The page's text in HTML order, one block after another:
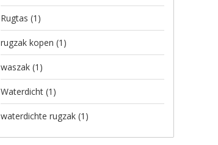
Rugtas (1)
rugzak kopen (1)
waszak (1)
Waterdicht (1)
waterdichte rugzak (1)